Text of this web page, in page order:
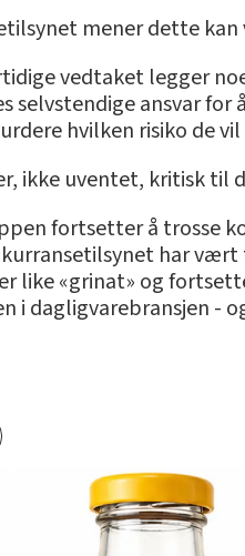
mener dette
vedtaket legger
selvstendige ansvar
hvilken risiko de
ikke uventet, kritisk til
fortsetter å trosse
har
like «grinat» og
i dagligvarebransjen -